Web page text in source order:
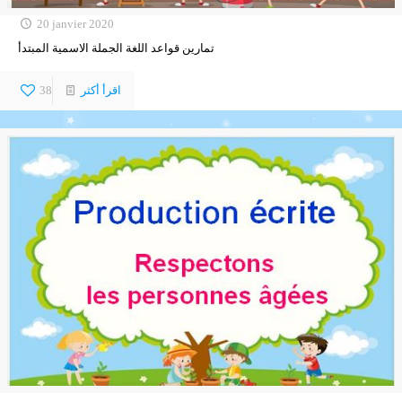
20 janvier 2020
تمارين قواعد اللغة الجملة الاسمية المبتدأ
38 اقرأ أكثر